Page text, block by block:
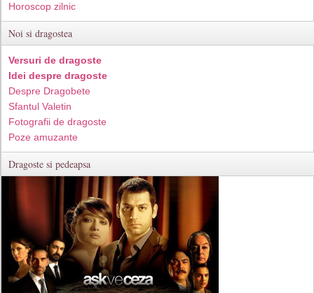
Horoscop zilnic
Noi si dragostea
Versuri de dragoste
Idei despre dragoste
Despre Dragobete
Sfantul Valetin
Fotografii de dragoste
Poze amuzante
Dragoste si pedeapsa